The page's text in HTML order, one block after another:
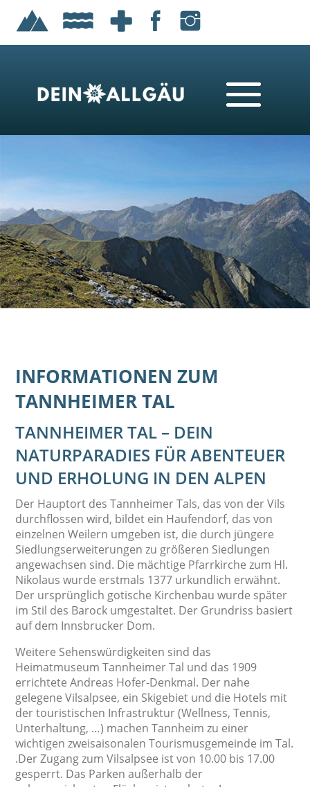
INFORMATIONEN ZUM
TANNHEIMER TAL
TANNHEIMER TAL – DEIN
NATURPARADIES FÜR ABENTEUER
UND ERHOLUNG IN DEN ALPEN
Der Hauptort des Tannheimer Tals, das von der Vils
durchflossen wird, bildet ein Haufendorf, das von
einzelnen Weilern umgeben ist, die durch jüngere
Siedlungserweiterungen zu größeren Siedlungen
angewachsen sind. Die mächtige Pfarrkirche zum Hl.
Nikolaus wurde erstmals 1377 urkundlich erwähnt.
Der ursprünglich gotische Kirchenbau wurde später
im Stil des Barock umgestaltet. Der Grundriss basiert
auf dem Innsbrucker Dom.
Weitere Sehenswürdigkeiten sind das
Heimatmuseum Tannheimer Tal und das 1909
errichtete Andreas Hofer-Denkmal. Der nahe
gelegene Vilsalpsee, ein Skigebiet und die Hotels mit
der touristischen Infrastruktur (Wellness, Tennis,
Unterhaltung, …) machen Tannheim zu einer
wichtigen zweisaisonalen Tourismusgemeinde im Tal.
.Der Zugang zum Vilsalpsee ist von 10.00 bis 17.00
gesperrt. Das Parken außerhalb der